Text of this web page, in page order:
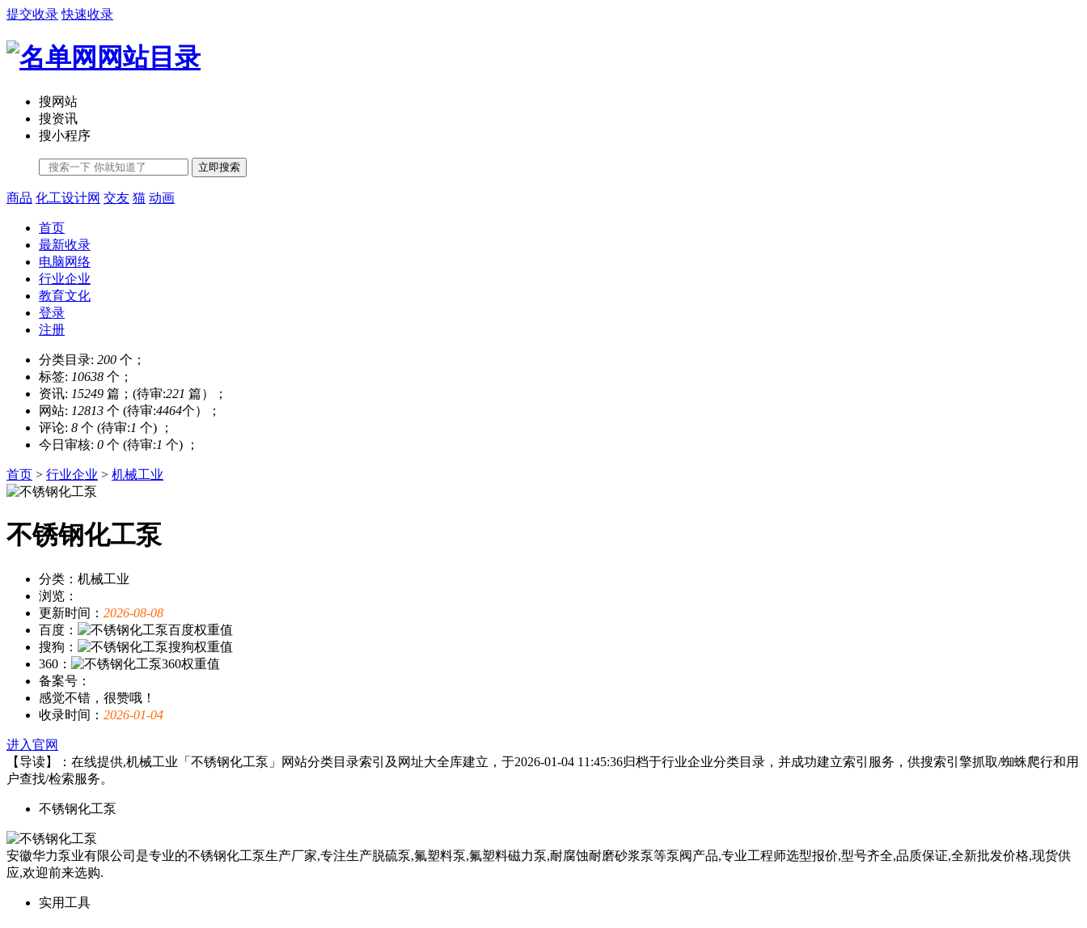
提交收录 快速收录
搜网站
搜资讯
搜小程序
立即搜索
商品 化工设计网 交友 猫 动画
首页
最新收录
电脑网络
行业企业
教育文化
登录
注册
分类目录: 200 个；
标签: 10638 个；
资讯: 15249 篇；(待审:221 篇）；
网站: 12813 个 (待审:4464个）；
评论: 8 个 (待审:1 个) ；
今日审核: 0 个 (待审:1 个) ；
首页 > 行业企业 > 机械工业
不锈钢化工泵
分类：机械工业
浏览：
更新时间： 2026-08-08
百度：
搜狗：
360：
备案号：
感觉不错，很赞哦！
收录时间： 2026-01-04
进入官网
【导读】：在线提供,机械工业「不锈钢化工泵」网站分类目录索引及网址大全库建立，于2026-01-04 11:45:36归档于行业企业分类目录，并成功建立索引服务，供搜索引擎抓取/蜘蛛爬行和用
户查找/检索服务。
不锈钢化工泵
安徽华力泵业有限公司是专业的不锈钢化工泵生产厂家,专注生产脱硫泵,氟塑料泵,氟塑料磁力泵,耐腐蚀耐磨砂浆泵等泵阀产品,专业工程师选型报价,型号齐全,品质保证,全新批发价格,现货供
应,欢迎前来选购.
实用工具